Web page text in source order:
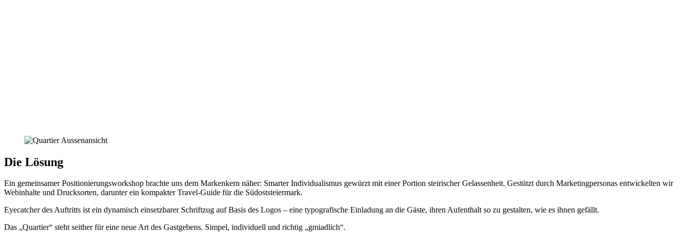
Die Lösung
Ein gemeinsamer Positionierungsworkshop brachte uns dem Markenkern näher: Smarter Individualismus gewürzt mit einer Portion steirischer Gelassenheit. Gestützt durch Marketingpersonas entwickelten wir
Webinhalte und Drucksorten, darunter ein kompakter Travel-Guide für die Südoststeiermark.
Eyecatcher des Auftritts ist ein dynamisch einsetzbarer Schriftzug auf Basis des Logos – eine typografische Einladung an die Gäste, ihren Aufenthalt so zu gestalten, wie es ihnen gefällt.
Das „Quartier“ steht seither für eine neue Art des Gastgebens. Simpel, individuell und richtig „gmiadlich“.